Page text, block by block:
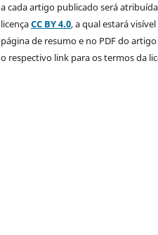
a cada artigo publicado será
licençaCC BY 4.0, a qual estará
página de resumo e no PDF do
o respectivo link para os termos da